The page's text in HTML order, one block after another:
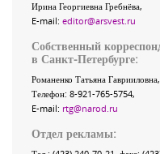
Ирина Георгиевна Гребнёва,
E-mail: editor@arsvest.ru
Собственный
в Санкт-Петербурге:
Романенко Татьяна Гаврииловна,
Телефон: 8-921-765-5754,
E-mail: rtg@narod.ru
Отдел рекламы: